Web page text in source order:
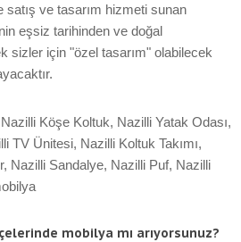
satış ve tasarım hizmeti sunan
eşsiz tarihinden ve doğal
sizler için "özel tasarım" olabilecek
Nazilli Köşe Koltuk, Nazilli Yatak Odası,
TV Ünitesi, Nazilli Koltuk Takımı,
Nazilli Sandalye, Nazilli Puf, Nazilli
mobilya mı arıyorsunuz?